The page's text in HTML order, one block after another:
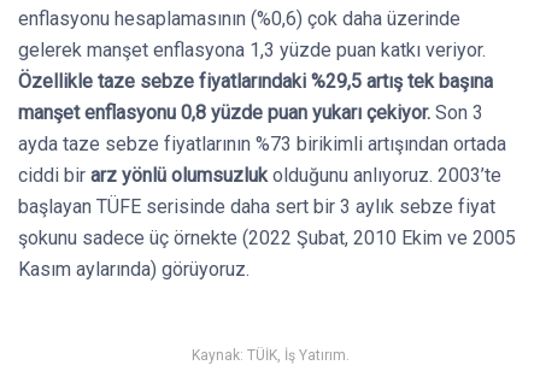
enflasyonu hesaplamasının (%0,6) çok daha üzerinde
gelerek manşet enflasyona 1,3 yüzde puan katkı veriyor.
Özellikle taze sebze fiyatlarındaki %29,5 artış tek başına
manşet enflasyonu 0,8 yüzde puan yukarı çekiyor. Son 3
ayda taze sebze fiyatlarının %73 birikimli artışından ortada
ciddi bir arz yönlü olumsuzluk olduğunu anlıyoruz. 2003’te
başlayan TÜFE serisinde daha sert bir 3 aylık sebze fiyat
şokunu sadece üç örnekte (2022 Şubat, 2010 Ekim ve 2005
Kasım aylarında) görüyoruz.
Kaynak: TÜİK, İş Yatırım.